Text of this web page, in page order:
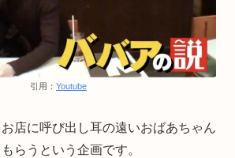
引用： Youtube
店に呼び出し耳の遠いおばあちゃん
らうという企画です。